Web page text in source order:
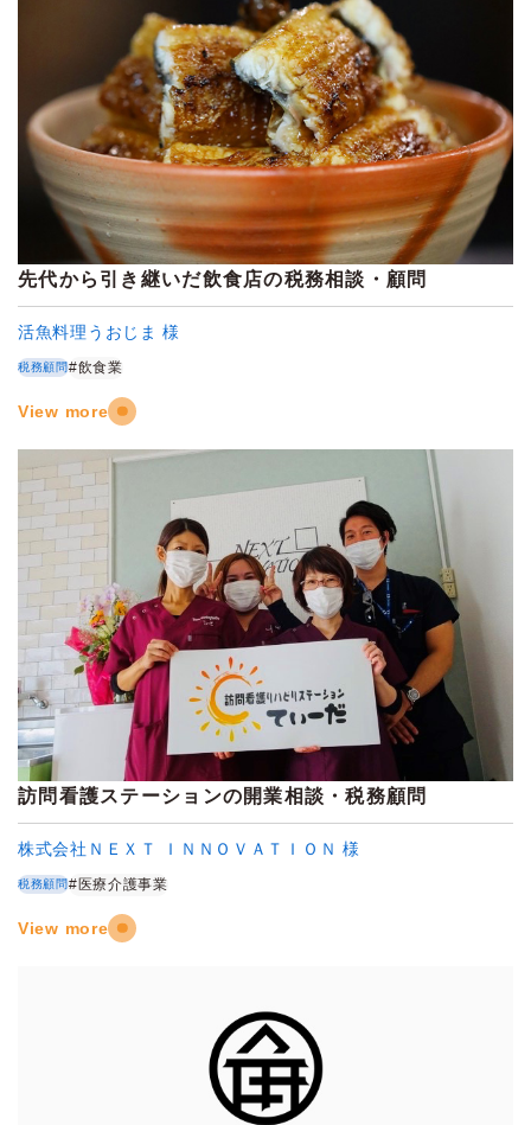
先代から引き継いだ飲食店の税務相談・顧問
活魚料理うおじま 様
税務顧問#飲食業
View more
訪問看護ステーションの開業相談・税務顧問
株式会社ＮＥＸＴ ＩＮＮＯＶＡＴＩＯＮ 様
税務顧問#医療介護事業
View more